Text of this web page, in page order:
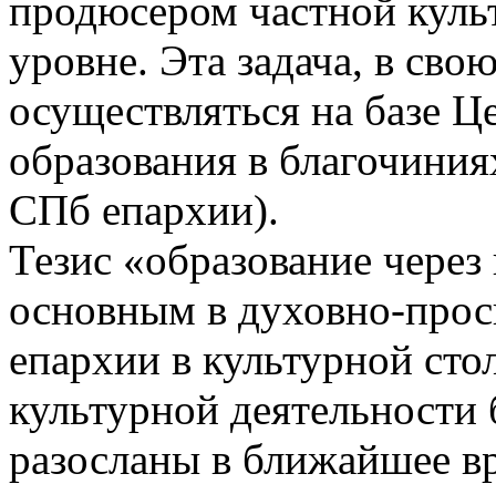
продюсером частной
уровне. Эта задача, в
осуществляться на базе
образования в
СПб епархии).
Тезис «образование
основным в духовно-
епархии в культурной
культурной
разосланы в ближайшее